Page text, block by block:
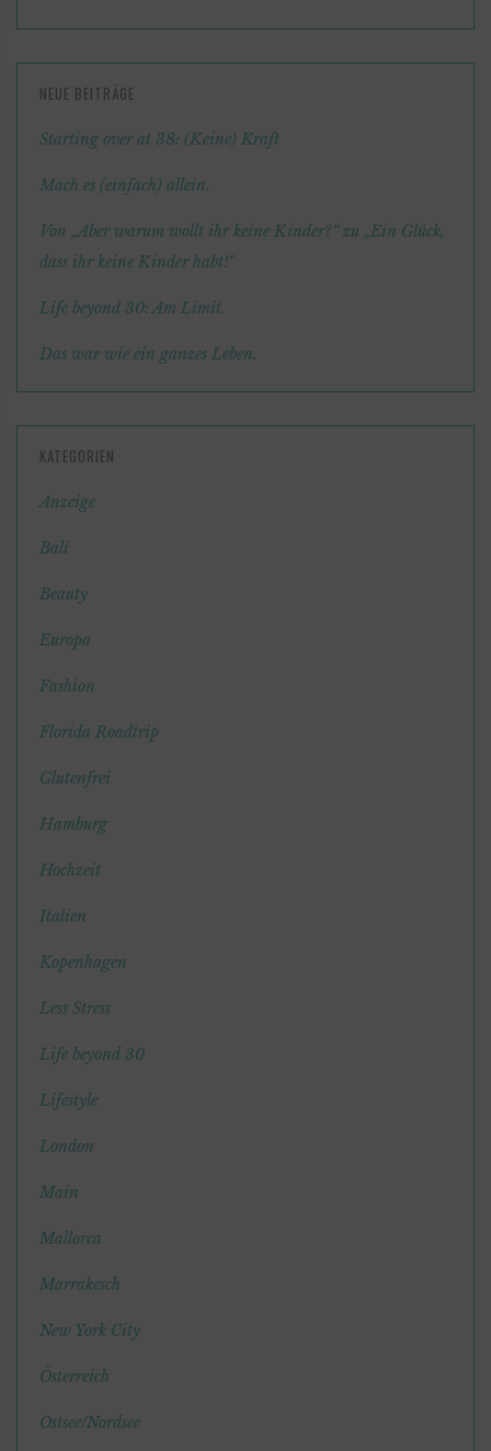
NEUE BEITRÄGE
Starting over at 38: (Keine) Kraft
Mach es (einfach) allein.
Von „Aber warum wollt ihr keine Kinder?“ zu „Ein Glück,
dass ihr keine Kinder habt!“
Life beyond 30: Am Limit.
Das war wie ein ganzes Leben.
KATEGORIEN
Anzeige
Bali
Beauty
Europa
Fashion
Florida Roadtrip
Glutenfrei
Hamburg
Hochzeit
Italien
Kopenhagen
Less Stress
Life beyond 30
Lifestyle
London
Main
Mallorca
Marrakesch
New York City
Österreich
Ostsee/Nordsee